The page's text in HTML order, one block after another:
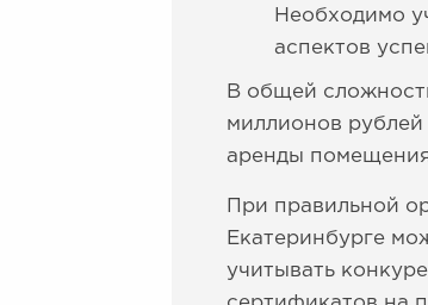
Необходимо
аспектов
В общей
миллионов
аренды
При правильной
Екатеринбурге
учитывать